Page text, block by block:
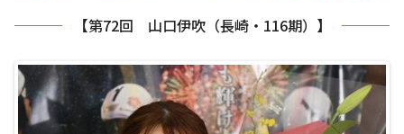
【第72回 山口伊吹（長崎・116期）】